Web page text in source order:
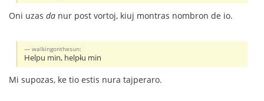
Oni uzas da nur post vortoj, kiuj montras nombron de io.
walkingonthesun:
Helpu min, helplu min
Mi supozas, ke tio estis nura tajperaro.